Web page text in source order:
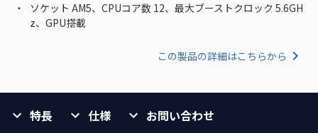
ソケット AM5、CPUコア数 12、最大ブーストクロック 5.6GH
z、GPU搭載
この製品の詳細はこちらから
特長 仕様 お問い合わせ